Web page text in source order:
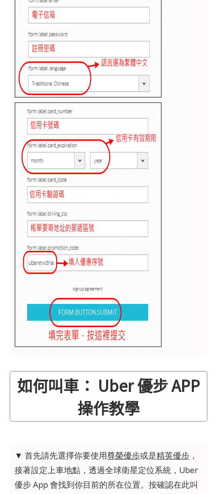
如何叫車： Uber 優步 APP
操作教學
▼ 首先請先選擇你要使用尊榮優步或是精英優步 ，
接著設定上車地點，透過全球衛星定位系統，Uber
優步 App 會找到你目前的所在位置。按確認在此叫